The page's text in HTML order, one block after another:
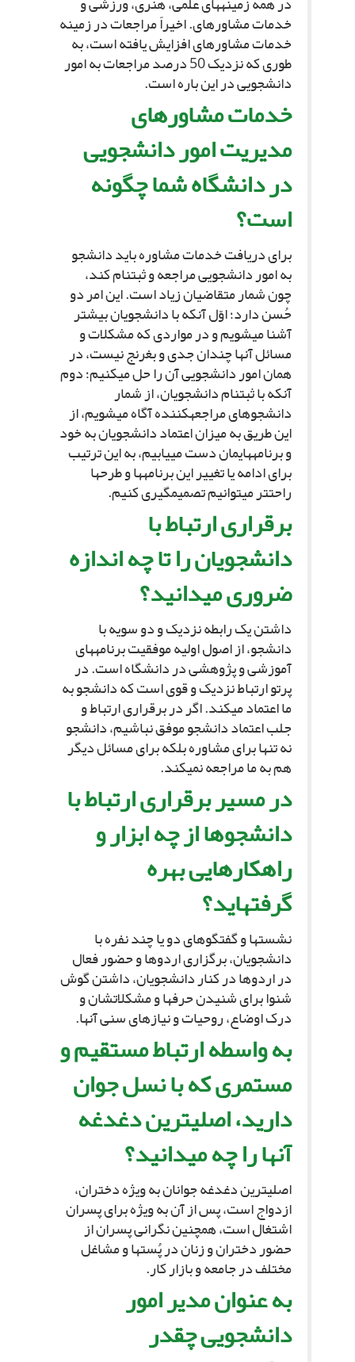
خدمات مشاوره‏اى. اخیراً مراجعات در زمینه
خدمات مشاوره‏اى افزایش یافته است، به
طورى که نزدیک 50 درصد مراجعات به امور
دانشجویى در این باره است.
خدمات مشاوره‏اى
مدیریت امور دانشجویى
در دانشگاه شما چگونه
است؟
براى دریافت خدمات مشاوره باید دانشجو
به امور دانشجویى مراجعه و ثبت‏نام کند،
چون شمار متقاضیان زیاد است. این امر دو
حُسن دارد؛ اوّل آنکه با دانشجویان بیشتر
آشنا مى‏شویم و در مواردى که مشکلات و
مسائل آنها چندان جدى و بغرنج نیست، در
همان امور دانشجویى آن را حل مى‏کنیم؛ دوم
آنکه با ثبت‏نام دانشجویان، از شمار
دانشجوهاى مراجعه‏کننده آگاه مى‏شویم، از
این طریق به میزان اعتماد دانشجویان به خود
و برنامه‏هایمان دست مى‏یابیم، به این ترتیب
براى ادامه یا تغییر این برنامه‏ها و طرح‏ها
راحت‏تر مى‏توانیم تصمیم‏گیرى کنیم.
برقرارى ارتباط با
دانشجویان را تا چه اندازه
ضرورى مى‏دانید؟
داشتن یک رابطه نزدیک و دو سویه با
دانشجو، از اصول اولیه موفقیت برنامه‏هاى
آموزشى و پژوهشى در دانشگاه است. در
پرتو ارتباط نزدیک و قوى است که دانشجو به
ما اعتماد مى‏کند. اگر در برقرارى ارتباط و
جلب اعتماد دانشجو موفق نباشیم، دانشجو
نه تنها براى مشاوره بلکه براى مسائل دیگر
هم به ما مراجعه نمى‏کند.
در مسیر برقرارى ارتباط با
دانشجوها از چه ابزار و
راهکارهایى بهره
گرفته‏اید؟
نشست‏ها و گفتگوهاى دو یا چند نفره با
دانشجویان، برگزارى اردوها و حضور فعال
در اردوها در کنار دانشجویان، داشتن گوش
شنوا براى شنیدن حرف‏ها و مشکلات‏شان و
درک اوضاع، روحیات و نیازهاى سنى آنها.
به واسطه ارتباط مستقیم و
مستمرى که با نسل جوان
دارید، اصلى‏ترین دغدغه
آنها را چه مى‏دانید؟
اصلى‏ترین دغدغه جوانان به ویژه دختران،
ازدواج است، پس از آن به ویژه براى پسران
اشتغال است، همچنین نگرانى پسران از
حضور دختران و زنان در پُست‏ها و مشاغل
مختلف در جامعه و بازار کار.
به عنوان مدیر امور
دانشجویى چقدر